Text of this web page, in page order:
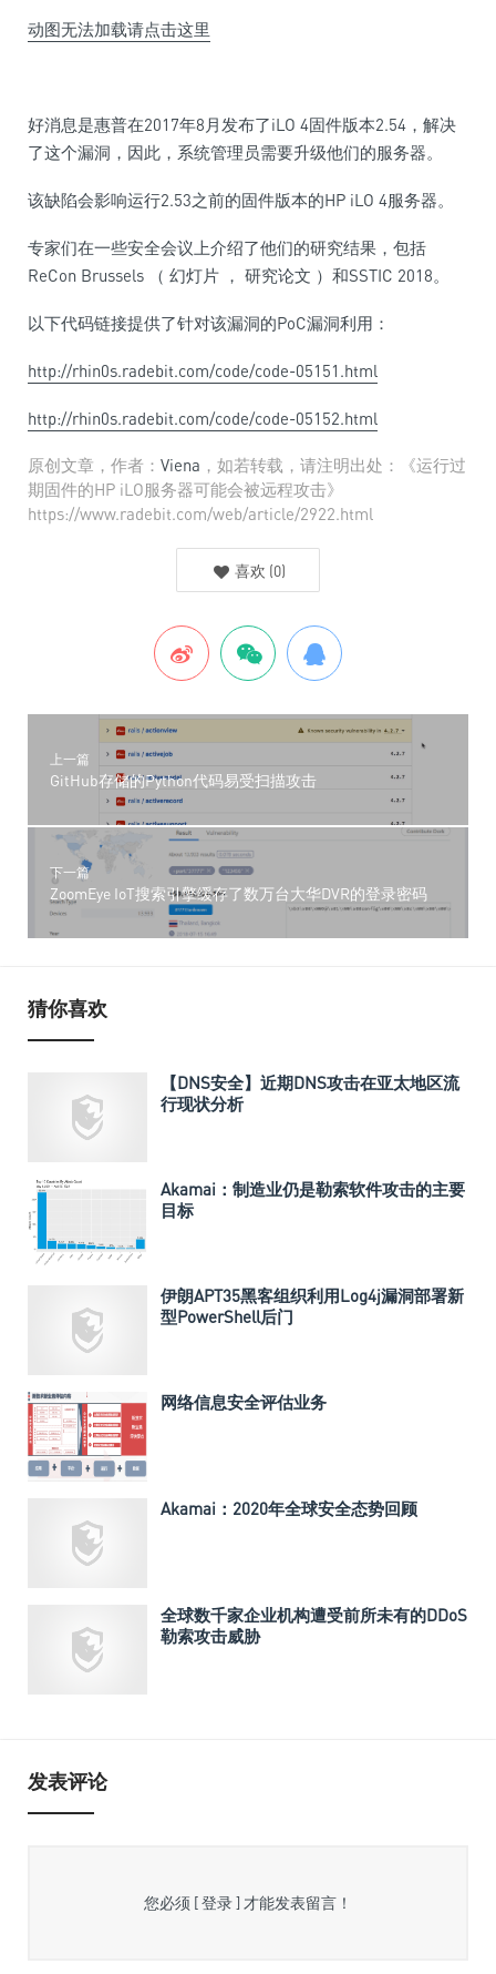
动图无法加载请点击这里
好消息是惠普在2017年8月发布了iLO 4固件版本2.54，解决
了这个漏洞，因此，系统管理员需要升级他们的服务器。
该缺陷会影响运行2.53之前的固件版本的HP iLO 4服务器。
专家们在一些安全会议上介绍了他们的研究结果，包括
ReCon Brussels （ 幻灯片 ， 研究论文 ）和SSTIC 2018。
以下代码链接提供了针对该漏洞的PoC漏洞利用：
http://rhin0s.radebit.com/code/code-05151.html
http://rhin0s.radebit.com/code/code-05152.html
原创文章，作者： Viena ，如若转载，请注明出处：《运行过
期固件的HP iLO服务器可能会被远程攻击》
https://www.radebit.com/web/article/2922.html
喜欢 (0)
上一篇
GitHub存储的Python代码易受扫描攻击
下一篇
ZoomEye IoT搜索引擎缓存了数万台大华DVR的登录密码
猜你喜欢
【DNS安全】近期DNS攻击在亚太地区流
行现状分析
Akamai：制造业仍是勒索软件攻击的主要
目标
伊朗APT35黑客组织利用Log4j漏洞部署新
型PowerShell后门
网络信息安全评估业务
Akamai：2020年全球安全态势回顾
全球数千家企业机构遭受前所未有的DDoS
勒索攻击威胁
发表评论
您必须 [ 登录 ] 才能发表留言！